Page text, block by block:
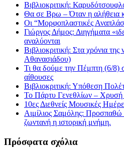
Βιβλιοκριτική:
Θα σε Βρω – Όταν η αλήθεια
Οι “Μορφοπλαστικές
Γιώργος Δήμος: Διηγήματα
αναλύονται
Βιβλιοκριτική: Στα χρόνια
Αθανασιάδου)
Τι θα δούμε την Πέμπτη (6/8)
αίθουσες
Βιβλιοκριτική: Υπόθεση
Το Πάρτυ Γενεθλίων – Χρυσή
10ες Διεθνείς Μουσικές
Αιμίλιος Σαμόλης: Προσπαθώ
ζωντανή η ιστορική μνήμη.
Πρόσφατα σχόλια